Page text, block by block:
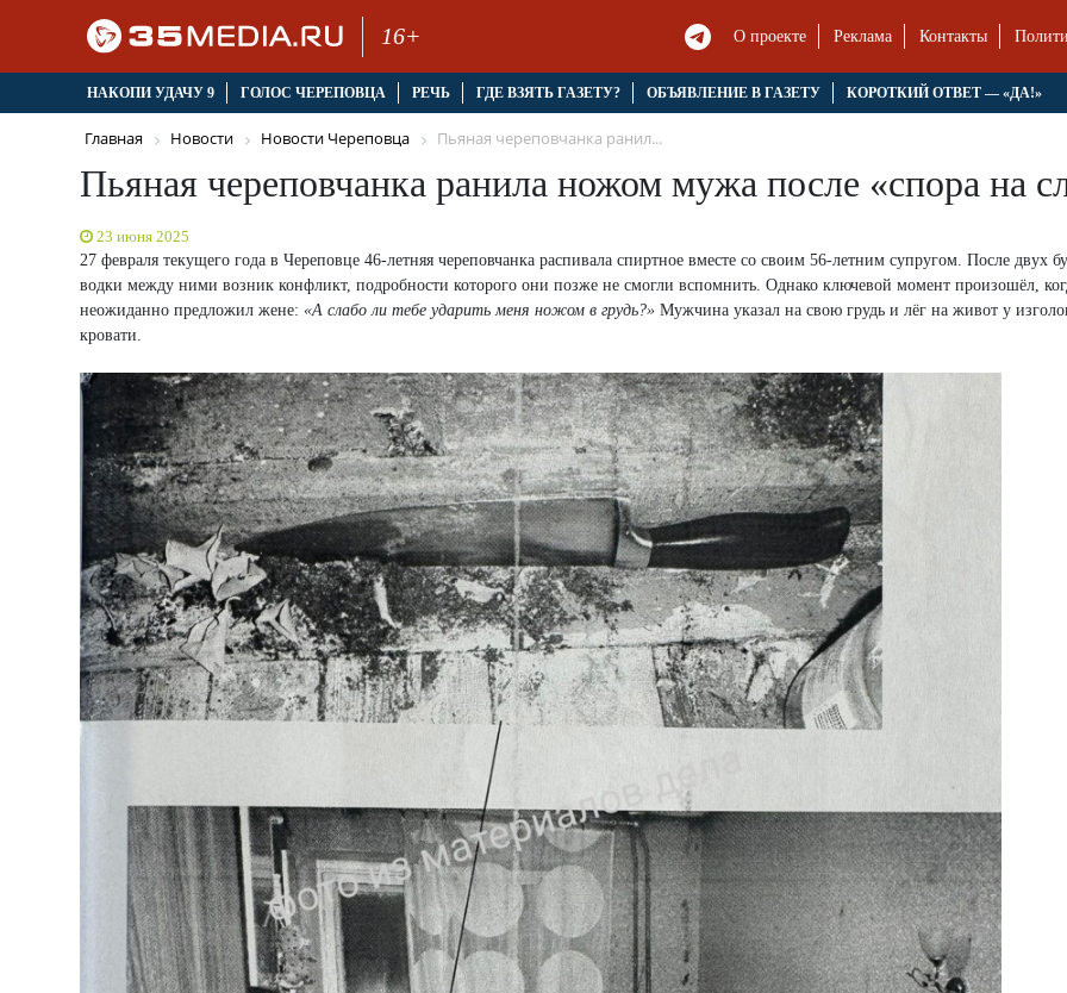
16+ О проекте Реклама Контакты
НАКОПИ УДАЧУ 9 ГОЛОС ЧЕРЕПОВЦА РЕЧЬ ГДЕ ВЗЯТЬ ГАЗЕТУ? ОБЪЯВЛЕНИЕ В ГАЗЕТУ КОРОТКИЙ ОТВЕТ — «ДА!»
Главная Новости Новости Череповца Пьяная череповчанка ранил...
Пьяная череповчанка ранила ножом мужа после «спора на
23 июня 2025
27 февраля текущего года в Череповце 46-летняя череповчанка распивала спиртное вместе со своим 56-летним супругом. После двух
водки между ними возник конфликт, подробности которого они позже не смогли вспомнить. Однако ключевой момент произошёл,
неожиданно предложил жене: «А слабо ли тебе ударить меня ножом в грудь?» Мужчина указал на свою грудь и лёг на живот у
кровати.